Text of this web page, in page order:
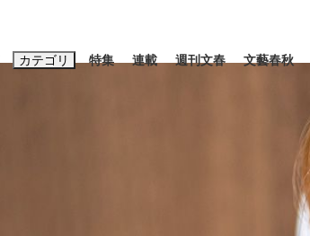
カテゴリ 特集 連載 週刊文春 文藝春秋
キーワー
#森岡毅